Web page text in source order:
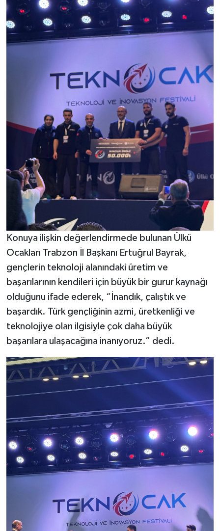
Konuya ilişkin değerlendirmede bulunan Ülkü
Ocakları Trabzon İl Başkanı Ertuğrul Bayrak,
gençlerin teknoloji alanındaki üretim ve
başarılarının kendileri için büyük bir gurur kaynağı
olduğunu ifade ederek, “İnandık, çalıştık ve
başardık. Türk gençliğinin azmi, üretkenliği ve
teknolojiye olan ilgisiyle çok daha büyük
başarılara ulaşacağına inanıyoruz.” dedi.